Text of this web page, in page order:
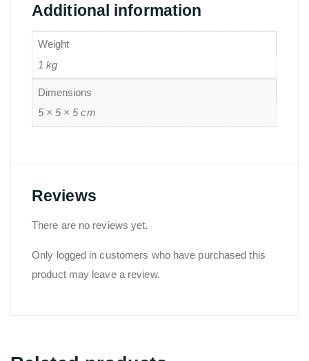
Additional information
Weight
1 kg
Dimensions
5 × 5 × 5 cm
Reviews
There are no reviews yet.
Only logged in customers who have purchased this
product may leave a review.